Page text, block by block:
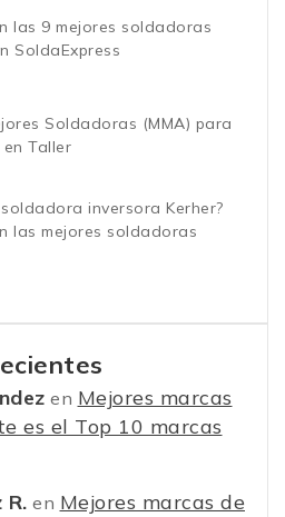
las 9 mejores soldadoras
SoldaExpress
Soldadoras (MMA) para
Taller
inversora Kerher?
las mejores soldadoras
en Mejores marcas
es el Top 10 marcas
en Mejores marcas de